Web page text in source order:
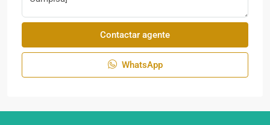
Contactar agente
WhatsApp